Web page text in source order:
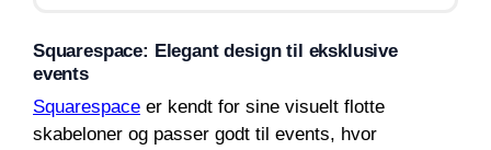
Squarespace: Elegant design til eksklusive
events
Squarespace er kendt for sine visuelt flotte
skabeloner og passer godt til events, hvor